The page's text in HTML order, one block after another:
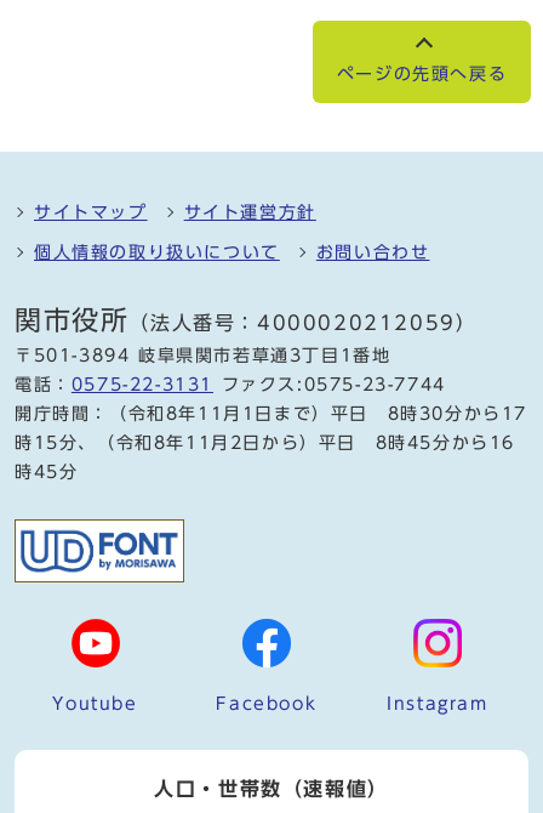
ページの先頭へ戻る
サイトマップ サイト運営方針
個人情報の取り扱いについて お問い合わせ
関市役所 （法人番号：4000020212059）
〒501-3894 岐阜県関市若草通3丁目1番地
電話： 0575-22-3131
ファクス:0575-23-7744
開庁時間：（令和8年11月1日まで）平日 8時30分から17
時15分、（令和8年11月2日から）平日 8時45分から16
時45分
Youtube Facebook Instagram
人口・世帯数（速報値）